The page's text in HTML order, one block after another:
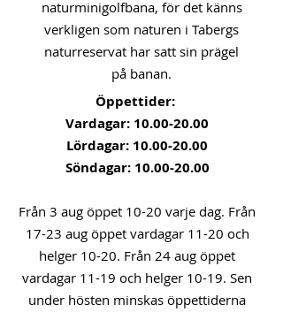
naturminigolfbana, för det känns
verkligen som naturen i Tabergs
naturreservat har satt sin prägel
på banan.
Öppettider:
Vardagar: 10.00-20.00
Lördagar: 10.00-20.00
Söndagar: 10.00-20.00
Från 3 aug öppet 10-20 varje dag. Från
17-23 aug öppet vardagar 11-20 och
helger 10-20. Från 24 aug öppet
vardagar 11-19 och helger 10-19. Sen
under hösten minskas öppettiderna